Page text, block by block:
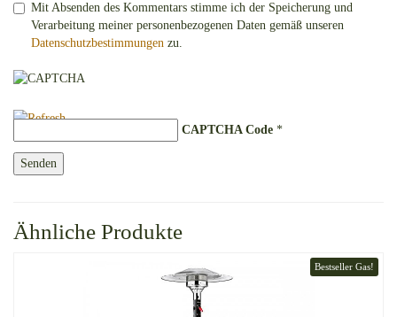
Mit Absenden des Kommentars stimme ich der Speicherung und
Verarbeitung meiner personenbezogenen Daten gemäß unseren
Datenschutzbestimmungen zu.
CAPTCHA Code *
Ähnliche Produkte
Bestseller Gas!